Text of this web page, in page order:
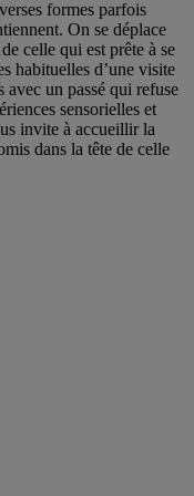
formes parfois
On se déplace
celle qui est prête à se
habituelles d’une visite
avec un passé qui refuse
sensorielles et
invite à accueillir la
dans la tête de celle